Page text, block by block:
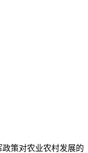
策对农业农村发展的